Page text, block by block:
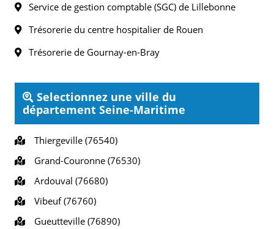
Service de gestion comptable (SGC) de Lillebonne
Trésorerie du centre hospitalier de Rouen
Trésorerie de Gournay-en-Bray
Selectionnez une ville du
département Seine-Maritime
Thiergeville (76540)
Grand-Couronne (76530)
Ardouval (76680)
Vibeuf (76760)
Gueutteville (76890)